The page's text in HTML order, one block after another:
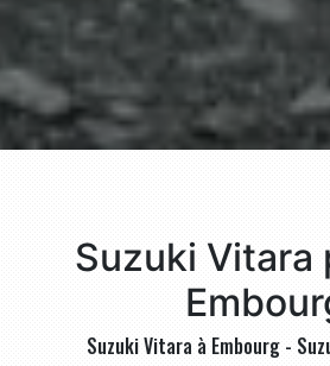
Suzuki Vitara
Suzuki Vitara à Embourg -